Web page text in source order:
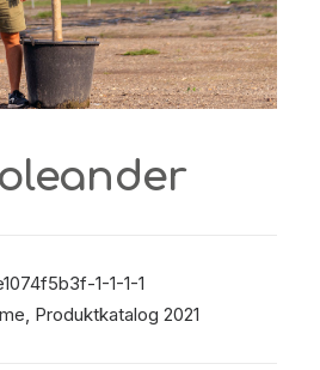
1-1-1-1
, Produktkatalog 2021